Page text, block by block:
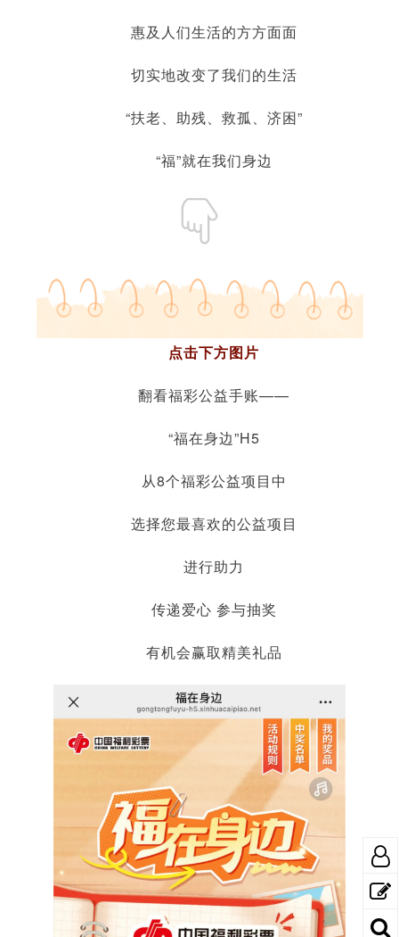
惠及人们生活的方方面面
切实地改变了我们的生活
“扶老、助残、救孤、济困”
“福”就在我们身边
点击下方图片
翻看福彩公益手账——
“福在身边”H5
从8个福彩公益项目中
选择您最喜欢的公益项目
进行助力
传递爱心 参与抽奖
有机会赢取精美礼品